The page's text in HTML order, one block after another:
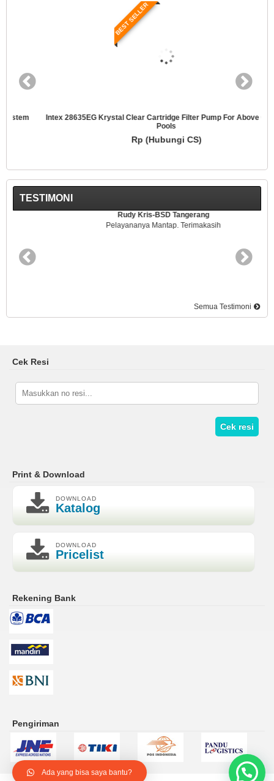
BEST SELLER
Intex 28635EG Krystal Clear Cartridge Filter Pump For Above Ground
Rp (Hubungi CS)
TESTIMONI
Rudy Kris-BSD Tangerang
Pelayananya Mantap. Terimakasih
Semua Testimoni
Cek Resi
Cek resi
Print & Download
DOWNLOAD
Katalog
DOWNLOAD
Pricelist
Rekening Bank
Pengiriman
Ada yang bisa saya bantu?